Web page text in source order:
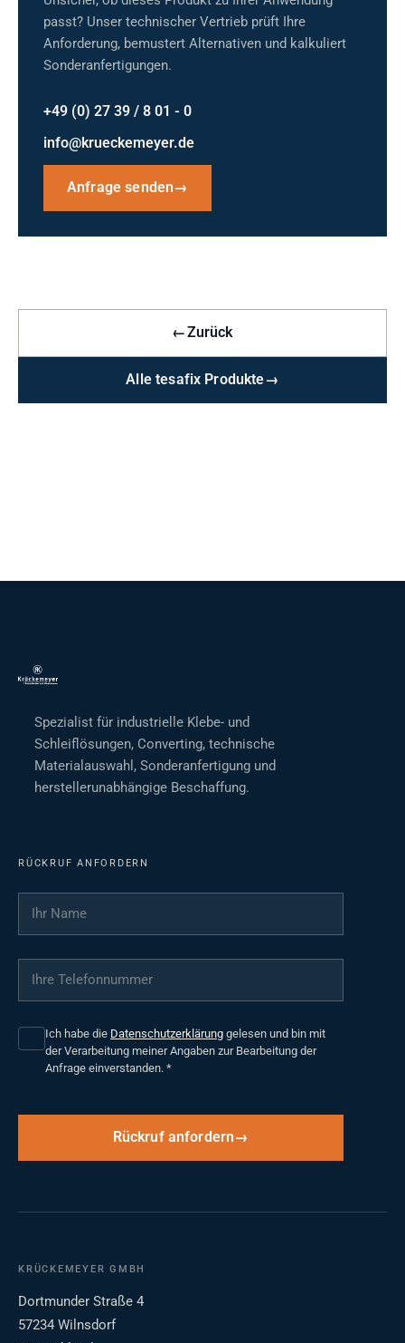
passt? Unser technischer Vertrieb prüft Ihre
Anforderung, bemustert Alternativen und kalkuliert
Sonderanfertigungen.
+49 (0) 27 39 / 8 01 - 0
info@krueckemeyer.de
Anfrage senden→
←Zurück
Alle tesafix Produkte→
Spezialist für industrielle Klebe- und
Schleiflösungen, Converting, technische
Materialauswahl, Sonderanfertigung und
herstellerunabhängige Beschaffung.
RÜCKRUF ANFORDERN
Ihr Name
Ihre Telefonnummer
Ich habe die Datenschutzerklärung gelesen und bin mit
der Verarbeitung meiner Angaben zur Bearbeitung der
Anfrage einverstanden. *
Rückruf anfordern
KRÜCKEMEYER GMBH
Dortmunder Straße 4
57234 Wilnsdorf